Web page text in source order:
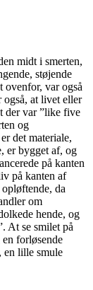
midt i smerten,
støjende
ovenfor, var også
også, at livet eller
der var ”like five
og
det materiale,
er bygget af, og
på kanten
på kanten af
da
om
hende, og
At se smilet på
forløsende
en lille smule